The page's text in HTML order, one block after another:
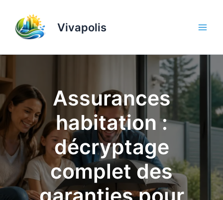
contenu
Vivapolis
Assurances
habitation :
décryptage
complet des